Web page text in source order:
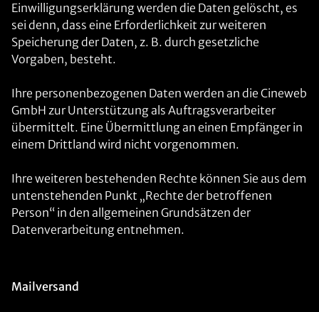
Einwilligungserklärung werden die Daten gelöscht, es
sei denn, dass eine Erforderlichkeit zur weiteren
Speicherung der Daten, z. B. durch gesetzliche
Vorgaben, besteht.
Ihre personenbezogenen Daten werden an die Cineweb
GmbH zur Unterstützung als Auftragsverarbeiter
übermittelt. Eine Übermittlung an einen Empfänger in
einem Drittland wird nicht vorgenommen.
Ihre weiteren bestehenden Rechte können Sie aus dem
untenstehenden Punkt „Rechte der betroffenen
Person“ in den allgemeinen Grundsätzen der
Datenverarbeitung entnehmen.
Mailversand